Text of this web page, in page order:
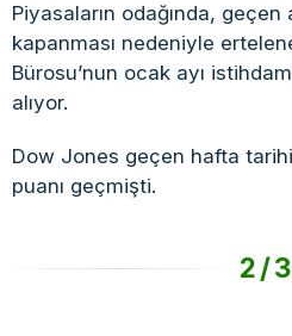
Piyasaların odağında,
kapanması nedeniyle
Bürosu’nun ocak ayı
alıyor.
Dow Jones geçen hafta
puanı geçmişti.
2/3